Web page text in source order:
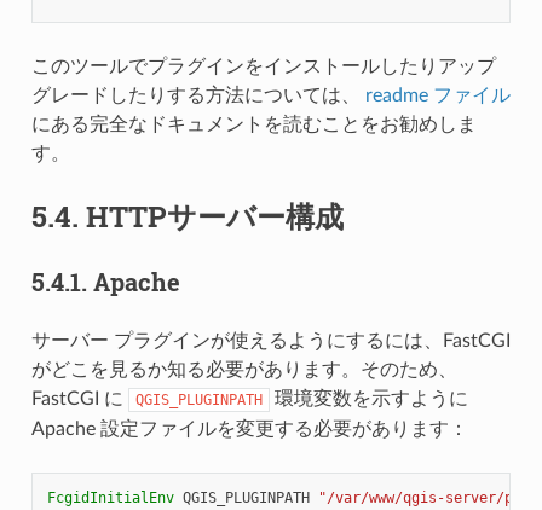
このツールでプラグインをインストールしたりアップ
グレードしたりする方法については、 readme ファイル
にある完全なドキュメントを読むことをお勧めしま
す。
5.4. HTTPサーバー構成
5.4.1. Apache
サーバー プラグインが使えるようにするには、FastCGI
がどこを見るか知る必要があります。そのため、
FastCGI に
QGIS_PLUGINPATH
環境変数を示すように
Apache 設定ファイルを変更する必要があります：
FcgidInitialEnv QGIS_PLUGINPATH "/var/www/qgis-server/